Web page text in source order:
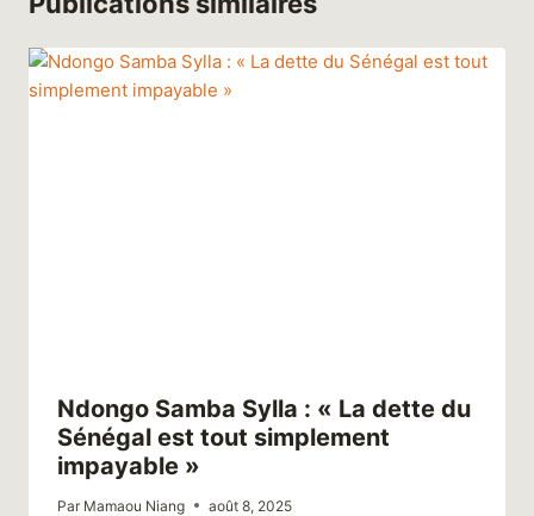
Ndongo Samba Sylla : « La dette du
Sénégal est tout simplement
impayable »
Par Mamaou Niang août 8, 2025